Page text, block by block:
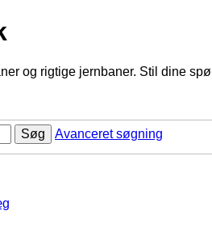
og rigtige jernbaner. Stil dine
Søg Avanceret søgning